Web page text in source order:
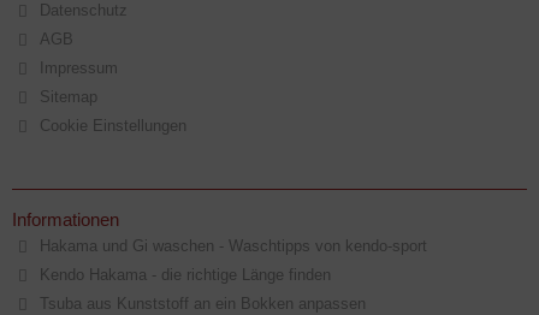
Datenschutz
AGB
Impressum
Sitemap
Cookie Einstellungen
Informationen
Hakama und Gi waschen - Waschtipps von kendo-sport
Kendo Hakama - die richtige Länge finden
Tsuba aus Kunststoff an ein Bokken anpassen